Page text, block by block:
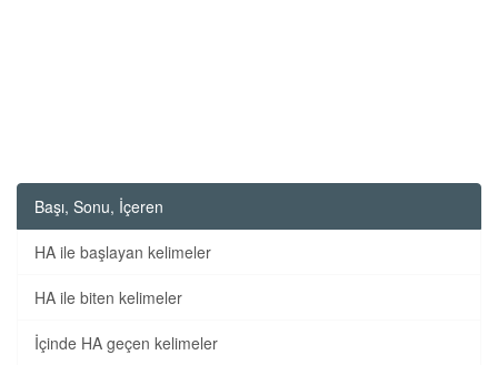
Başı, Sonu, İçeren
HA ile başlayan kelimeler
HA ile biten kelimeler
İçinde HA geçen kelimeler